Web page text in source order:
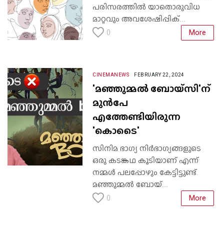
പരിസരത്തിൽ യാതൊരുവിധ
മാറ്റവും അവശേഷിപ്പിക്...
0 More
CINEMANEWS FEBRUARY 22, 2024
'മഞ്ഞുമ്മൽ ബോയ്സി'ന്
മുൻപേ
എത്തേണ്ടിയിരുന്ന
'കൊടൈ'
സിനിമ ഭാഗ്യ നിർഭാഗ്യങ്ങളുടെ
ഒരു കടങ്കഥ കൂടിയാണ് എന്ന്
നമ്മൾ പലപ്പോഴും കേട്ടിട്ടുണ്ട്.
മഞ്ഞുമ്മൽ ബോയ്...
0 More